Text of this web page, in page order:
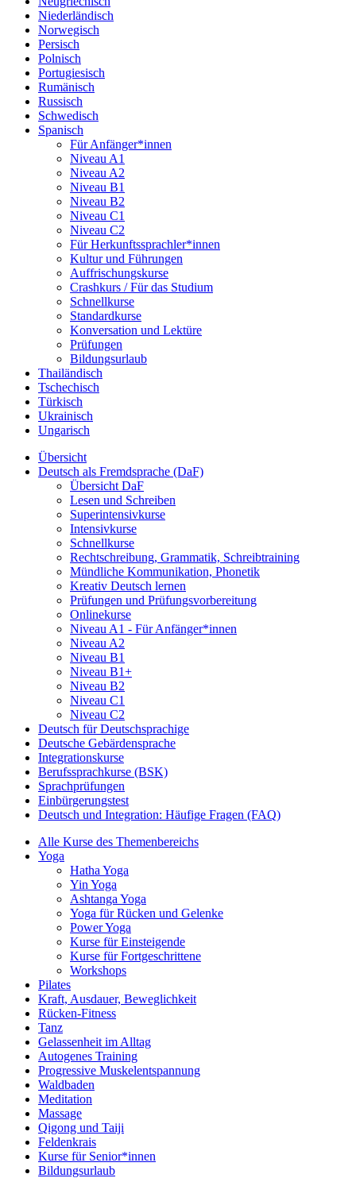
Niederländisch
Norwegisch
Persisch
Polnisch
Portugiesisch
Rumänisch
Russisch
Schwedisch
Spanisch
Für Anfänger*innen
Niveau A1
Niveau A2
Niveau B1
Niveau B2
Niveau C1
Niveau C2
Für Herkunftssprachler*innen
Kultur und Führungen
Auffrischungskurse
Crashkurs / Für das Studium
Schnellkurse
Standardkurse
Konversation und Lektüre
Prüfungen
Bildungsurlaub
Thailändisch
Tschechisch
Türkisch
Ukrainisch
Ungarisch
Übersicht
Deutsch als Fremdsprache (DaF)
Übersicht DaF
Lesen und Schreiben
Superintensivkurse
Intensivkurse
Schnellkurse
Rechtschreibung, Grammatik, Schreibtraining
Mündliche Kommunikation, Phonetik
Kreativ Deutsch lernen
Prüfungen und Prüfungsvorbereitung
Onlinekurse
Niveau A1 - Für Anfänger*innen
Niveau A2
Niveau B1
Niveau B1+
Niveau B2
Niveau C1
Niveau C2
Deutsch für Deutschsprachige
Deutsche Gebärdensprache
Integrationskurse
Berufssprachkurse (BSK)
Sprachprüfungen
Einbürgerungstest
Deutsch und Integration: Häufige Fragen (FAQ)
Alle Kurse des Themenbereichs
Yoga
Hatha Yoga
Yin Yoga
Ashtanga Yoga
Yoga für Rücken und Gelenke
Power Yoga
Kurse für Einsteigende
Kurse für Fortgeschrittene
Workshops
Pilates
Kraft, Ausdauer, Beweglichkeit
Rücken-Fitness
Tanz
Gelassenheit im Alltag
Autogenes Training
Progressive Muskelentspannung
Waldbaden
Meditation
Massage
Qigong und Taiji
Feldenkrais
Kurse für Senior*innen
Bildungsurlaub